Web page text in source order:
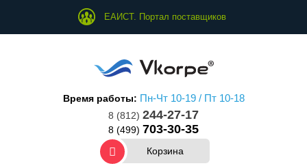
ЕАИСТ. Портал поставщиков
Время работы: Пн-Чт 10-19 / Пт 10-18
8 (812) 244-27-17
8 (499) 703-30-35
Корзина